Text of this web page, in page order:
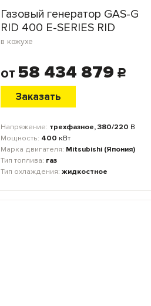
Газовый генератор GAS-G
RID 400 E-SERIES RID
в кожухе
от 58 434 879 c
Заказать
Напряжение: трехфазное, 380/220 В
Мощность: 400 кВт
Марка двигателя: Mitsubishi (Япония)
Тип топлива: газ
Тип охлаждения:жидкостное